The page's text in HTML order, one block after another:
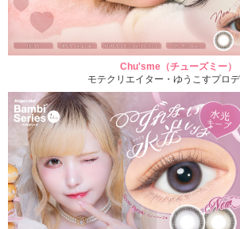
Chu'sme（チューズミー）
モテクリエイター・ゆうこすプロ